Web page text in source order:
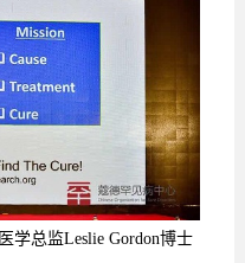
学总监Leslie Gordon博士